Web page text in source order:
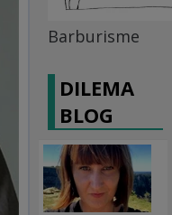
Barburisme
DILEMA
BLOG